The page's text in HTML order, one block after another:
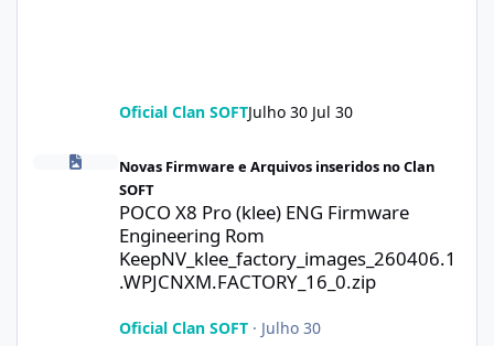
Oficial Clan SOFTJulho 30 Jul 30
Novas Firmware e Arquivos inseridos no Clan
SOFT
POCO X8 Pro (klee) ENG Firmware
Engineering Rom
KeepNV_klee_factory_images_260406.1
.WPJCNXM.FACTORY_16_0.zip
Oficial Clan SOFT· Julho 30